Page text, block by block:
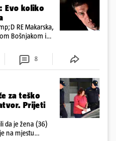
Evo koliko
RE Makarska,
Bošnjakom i
nema
8
za teško
Prijeti
da je žena (36)
na mjestu